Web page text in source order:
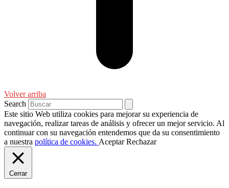
Volver arriba
Search
Este sitio Web utiliza cookies para mejorar su experiencia de
navegación, realizar tareas de análisis y ofrecer un mejor servicio. Al
continuar con su navegación entendemos que da su consentimiento
a nuestra política de cookies. Aceptar Rechazar
Cerrar